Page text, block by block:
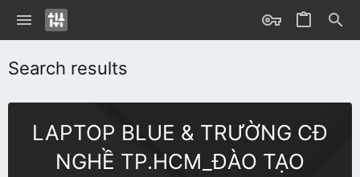
Search results
LAPTOP BLUE & TRƯỜNG CĐ
NGHỀ TP.HCM_ĐÀO TẠO